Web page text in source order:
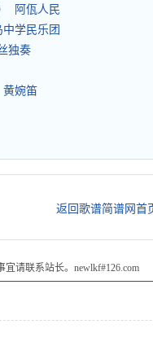
阿佤人民
学民乐团
独奏
黄婉笛
返回歌谱简谱网首
请联系站长。newlkf#126.com